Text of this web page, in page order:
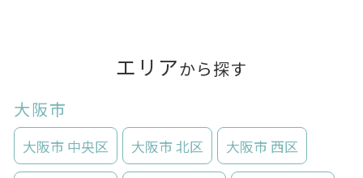
エリアから探す
大阪市
大阪市 中央区 大阪市 北区 大阪市 西区